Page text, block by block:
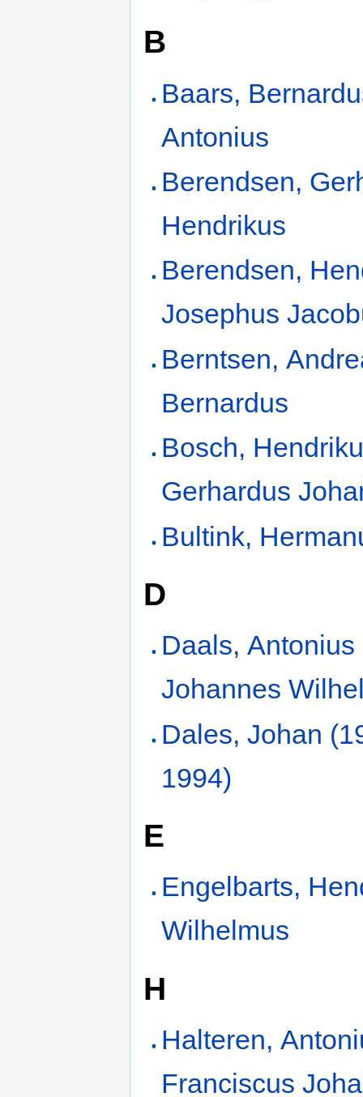
B
Baars,
Antonius
Berendsen,
Hendrikus
Berendsen,
Josephus
Berntsen,
Bernardus
Bosch,
Gerhardus
Bultink,
D
Daals, Antonius
Johannes
Dales, Johan
1994)
E
Engelbarts,
Wilhelmus
H
Halteren,
Franciscus